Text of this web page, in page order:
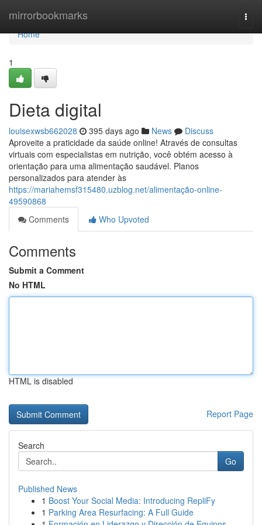
mirrorbookmarks
Home
Home
1
Dieta digital
louisexwsb662028 395 days ago News
Discuss
Aproveite a praticidade da saúde online! Através de consultas
virtuais com especialistas em nutrição, você obtém acesso à
orientação para uma alimentação saudável. Planos
personalizados para atender às
https://mariahemsf315480.uzblog.net/alimentação-online-
49590868
Comments
Who Upvoted
Comments
Submit a Comment
No HTML
HTML is disabled
Report Page
Search
Go
Published News
1 Boost Your Social Media: Introducing RepliFy
1 Parking Area Resurfacing: A Full Guide